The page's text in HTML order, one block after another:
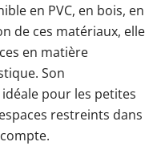
en PVC, en bois, en
de ces matériaux, elle
en matière
Son
pour les petites
restreints dans